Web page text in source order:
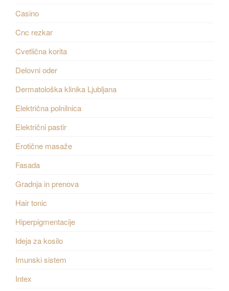
Casino
Cnc rezkar
Cvetlična korita
Delovni oder
Dermatološka klinika Ljubljana
Električna polnilnica
Električni pastir
Erotične masaže
Fasada
Gradnja in prenova
Hair tonic
Hiperpigmentacije
Ideja za kosilo
Imunski sistem
Intex